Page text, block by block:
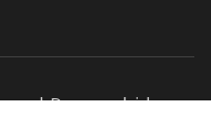
Desenvolvido por